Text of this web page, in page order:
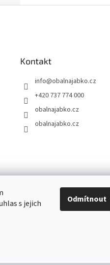
s jejich
Odmítnout
Kontakt
info@obalnajabko.cz
+420 737 774 000
obalnajabko.cz
obalnajabko.cz